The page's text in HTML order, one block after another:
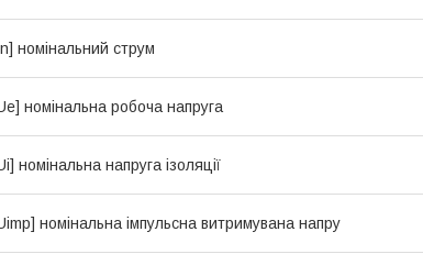
номінальний струм
номінальна робоча напруга
номінальна напруга ізоляції
номінальна імпульсна витримувана напру